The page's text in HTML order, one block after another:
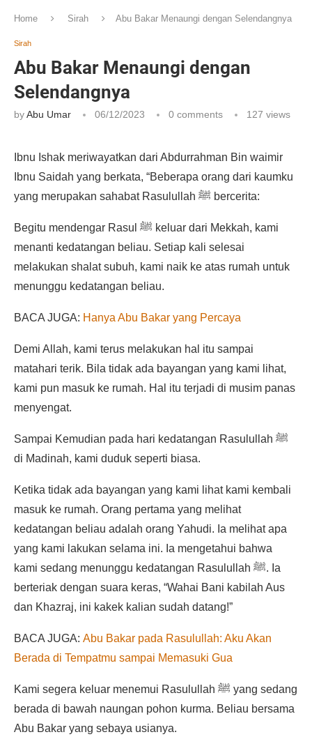
Home Sirah Abu Bakar Menaungi dengan Selendangnya
Sirah
Abu Bakar Menaungi dengan
Selendangnya
byAbu Umar 06/12/2023 0 comments 127 views
Ibnu Ishak meriwayatkan dari Abdurrahman Bin waimir
Ibnu Saidah yang berkata, “Beberapa orang dari kaumku
yang merupakan sahabat Rasulullah ﷺ bercerita:
Begitu mendengar Rasul ﷺ keluar dari Mekkah, kami
menanti kedatangan beliau. Setiap kali selesai
melakukan shalat subuh, kami naik ke atas rumah untuk
menunggu kedatangan beliau.
BACA JUGA: Hanya Abu Bakar yang Percaya
Demi Allah, kami terus melakukan hal itu sampai
matahari terik. Bila tidak ada bayangan yang kami lihat,
kami pun masuk ke rumah. Hal itu terjadi di musim panas
menyengat.
Sampai Kemudian pada hari kedatangan Rasulullah ﷺ
di Madinah, kami duduk seperti biasa.
Ketika tidak ada bayangan yang kami lihat kami kembali
masuk ke rumah. Orang pertama yang melihat
kedatangan beliau adalah orang Yahudi. Ia melihat apa
yang kami lakukan selama ini. Ia mengetahui bahwa
kami sedang menunggu kedatangan Rasulullah ﷺ. Ia
berteriak dengan suara keras, “Wahai Bani kabilah Aus
dan Khazraj, ini kakek kalian sudah datang!”
BACA JUGA: Abu Bakar pada Rasulullah: Aku Akan
Berada di Tempatmu sampai Memasuki Gua
Kami segera keluar menemui Rasulullah ﷺ yang sedang
berada di bawah naungan pohon kurma. Beliau bersama
Abu Bakar yang sebaya usianya.